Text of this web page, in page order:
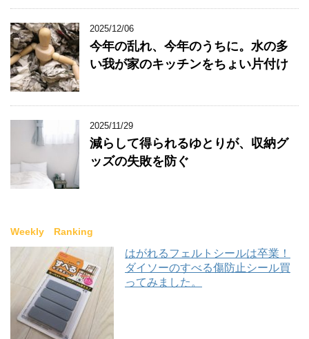
2025/12/06
今年の乱れ、今年のうちに。水の多
い我が家のキッチンをちょい片付け
2025/11/29
減らして得られるゆとりが、収納グ
ッズの失敗を防ぐ
Weekly Ranking
はがれるフェルトシールは卒業！
ダイソーのすべる傷防止シール買
ってみました。